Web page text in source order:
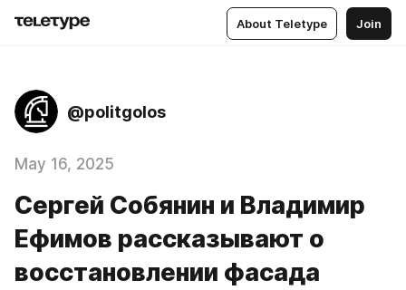
About Teletype Join
@politgolos
May 16, 2025
Сергей Собянин и Владимир
Ефимов рассказывают о
восстановлении фасада